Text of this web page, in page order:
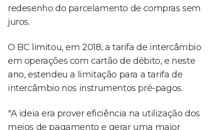
redesenho do parcelamento de compras sem
juros.
O BC limitou, em 2018, a tarifa de intercâmbio
em operações com cartão de débito, e neste
ano, estendeu a limitação para a tarifa de
intercâmbio nos instrumentos pré-pagos.
"A ideia era prover eficiência na utilização dos
meios de pagamento e gerar uma maior